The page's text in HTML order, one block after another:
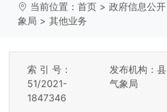
当前位置： 首页 > 政府信息公开
象局 > 其他业务
索 引 号：
51/2021-
1847346
发布机构：县
气象局